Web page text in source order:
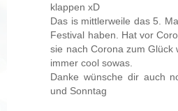
klappen xD
Das is mittlerweile das 5.
Festival haben. Hat vor
sie nach Corona zum Glück
immer cool sowas.
Danke wünsche dir auch
und Sonntag